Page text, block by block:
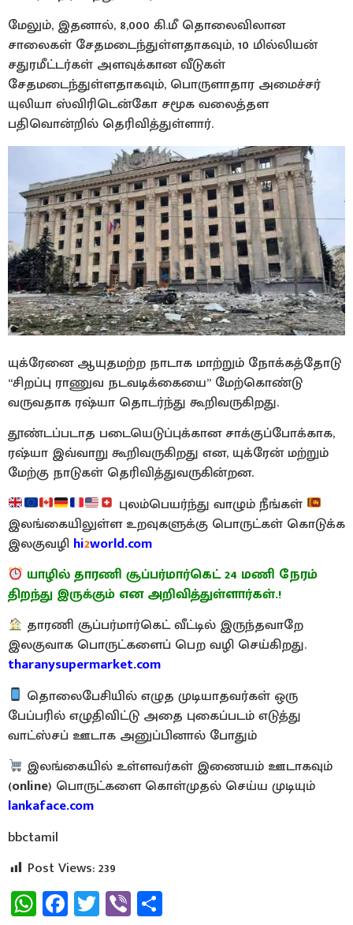
மேலும், இதனால், 8,000 கி.மீ தொலைவிலான
சாலைகள் சேதமடைந்துள்ளதாகவும், 10 மில்லியன்
சதுரமீட்டர்கள் அளவுக்கான வீடுகள்
சேதமடைந்துள்ளதாகவும், பொருளாதார அமைச்சர்
யுலியா ஸ்விரிடென்கோ சமூக வலைத்தள
பதிவொன்றில் தெரிவித்துள்ளார்.
யுக்ரேனை ஆயுதமற்ற நாடாக மாற்றும் நோக்கத்தோடு
“சிறப்பு ராணுவ நடவடிக்கையை” மேற்கொண்டு
வருவதாக ரஷ்யா தொடர்ந்து கூறிவருகிறது.
தூண்டப்படாத படையெடுப்புக்கான சாக்குப்போக்காக,
ரஷ்யா இவ்வாறு கூறிவருகிறது என, யுக்ரேன் மற்றும்
மேற்கு நாடுகள் தெரிவித்துவருகின்றன.
புலம்பெயர்ந்து வாழும் நீங்கள்
இலங்கையிலுள்ள உறவுகளுக்கு பொருட்கள் கொடுக்க
இலகுவழி hi2world.com
யாழில் தாரணி சூப்பர்மார்கெட் 24 மணி நேரம்
திறந்து இருக்கும் என அறிவித்துள்ளார்கள்.!
தாரணி சூப்பர்மார்கெட் வீட்டில் இருந்தவாறே
இலகுவாக பொருட்களைப் பெற வழி செய்கிறது.
tharanysupermarket.com
தொலைபேசியில் எழுத முடியாதவர்கள் ஒரு
பேப்பரில் எழுதிவிட்டு அதை புகைப்படம் எடுத்து
வாட்ஸ்சப் ஊடாக அனுப்பினால் போதும்
இலங்கையில் உள்ளவர்கள் இணையம் ஊடாகவும்
(online) பொருட்களை கொள்முதல் செய்ய முடியும்
lankaface.com
bbctamil
Post Views:239
WhatsApp
Facebook
Twitter
Viber